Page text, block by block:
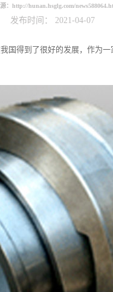
： http://hunan.hsglg.com/
发布时间： 2021-04-07
很好的发展，作为一家